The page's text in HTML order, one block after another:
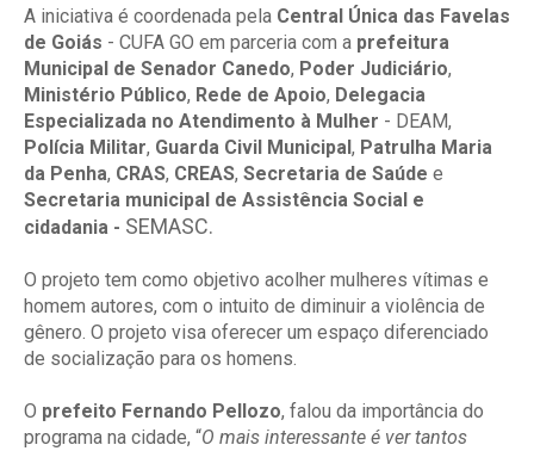
A iniciativa é coordenada pela Central Única das Favelas
de Goiás - CUFA GO em parceria com a prefeitura
Municipal de Senador Canedo, Poder Judiciário,
Ministério Público, Rede de Apoio, Delegacia
Especializada no Atendimento à Mulher - DEAM,
Polícia Militar, Guarda Civil Municipal , Patrulha Maria
da Penha, CRAS, CREAS, Secretaria de Saúde e
Secretaria municipal de Assistência Social e
cidadania - SEMASC.
O projeto tem como objetivo acolher mulheres vítimas e
homem autores, com o intuito de diminuir a violência de
gênero. O projeto visa oferecer um espaço diferenciado
de socialização para os homens.
O prefeito Fernando Pellozo, falou da importância do
programa na cidade, “O mais interessante é ver tantos